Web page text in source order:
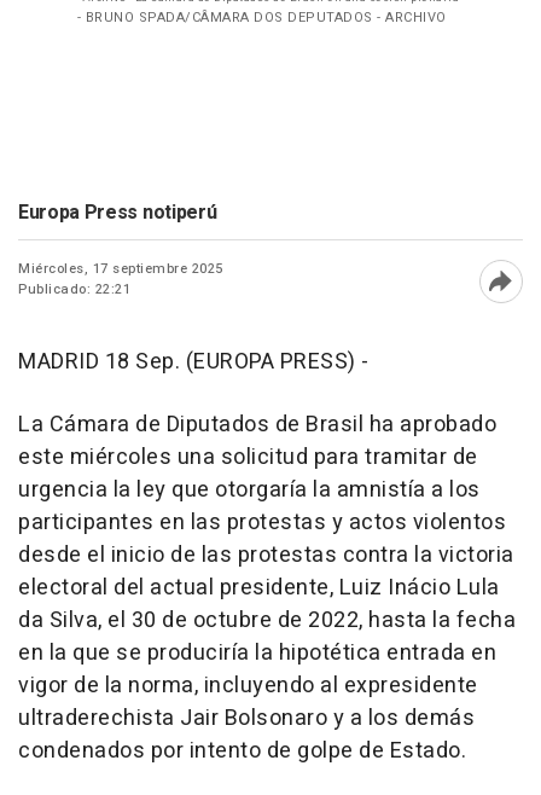
- BRUNO SPADA/CÂMARA DOS DEPUTADOS - ARCHIVO
Europa Press notiperú
Miércoles, 17 septiembre 2025
Publicado: 22:21
MADRID 18 Sep. (EUROPA PRESS) -
La Cámara de Diputados de Brasil ha aprobado
este miércoles una solicitud para tramitar de
urgencia la ley que otorgaría la amnistía a los
participantes en las protestas y actos violentos
desde el inicio de las protestas contra la victoria
electoral del actual presidente, Luiz Inácio Lula
da Silva, el 30 de octubre de 2022, hasta la fecha
en la que se produciría la hipotética entrada en
vigor de la norma, incluyendo al expresidente
ultraderechista Jair Bolsonaro y a los demás
condenados por intento de golpe de Estado.